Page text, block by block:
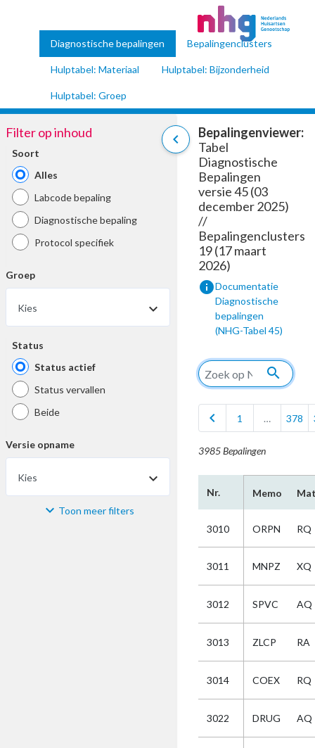
Diagnostische bepalingen Bepalingenclusters
Hulptabel: Materiaal Hulptabel: Bijzonderheid
Hulptabel: Groep
chevron_left
Filter op inhoud
Soort
Alles
Labcode bepaling
Diagnostische bepaling
Protocol specifiek
Groep
Kies
Status
Status actief
Status vervallen
Beide
Versie opname
Kies
Materiaal Toon meer filters
Bepalingenviewer:
Tabel
Diagnostische
Bepalingen
versie 45 (03
december 2025)
//
Bepalingenclusters
19 (17 maart
2026)
infoDocumentatie
Diagnostische
bepalingen
(NHG-Tabel 45)
search
chevron_left 1 … 378
3985 Bepalingen
Nr. Memo
3010 ORPN RQ
3011 MNPZ XQ
3012 SPVC AQ
3013 ZLCP RA
3014 COEX RQ
3022 DRUG AQ